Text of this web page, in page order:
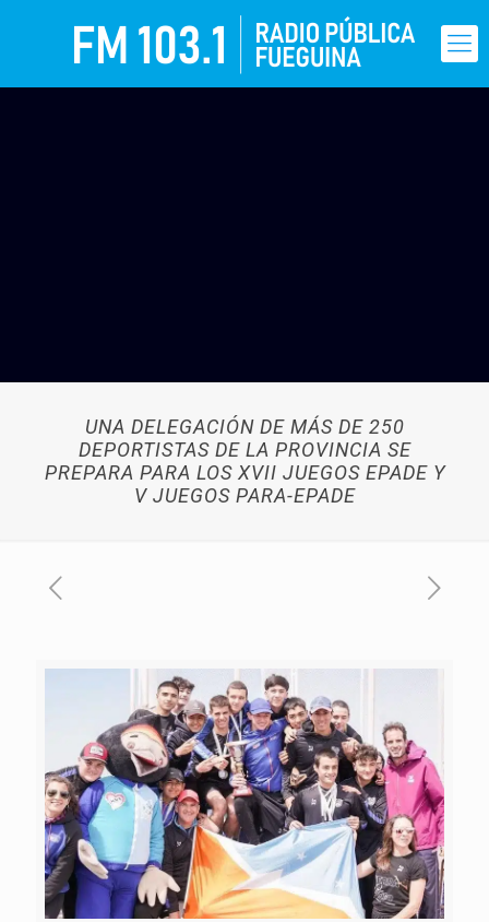
UNA DELEGACIÓN DE MÁS DE 250
DEPORTISTAS DE LA PROVINCIA SE
PREPARA PARA LOS XVII JUEGOS EPADE Y
V JUEGOS PARA-EPADE